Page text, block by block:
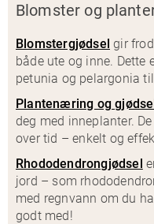
Blomster og
Blomstergjødsel gir
både ute og inne. Dette
petunia og pelargonia
Plantenæring og
deg med inneplanter.
over tid – enkelt og
Rhododendrongjødsel
jord – som
med regnvann om du
godt med!